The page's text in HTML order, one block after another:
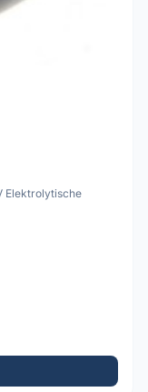
Elektrolytische